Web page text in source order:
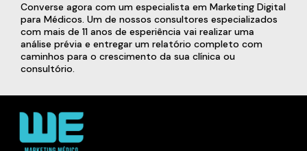
Converse agora com um especialista em Marketing Digital
para Médicos. Um de nossos consultores especializados
com mais de 11 anos de esperiência vai realizar uma
análise prévia e entregar um relatório completo com
caminhos para o crescimento da sua clínica ou
consultório.